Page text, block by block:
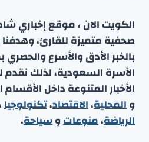
الكويت الان ، موقع إخباري
صحفية متميزة للقارئ، وهدفنا
بالخبر الأدق والأسرع
الأسرة السعودية، لذلك
الأخبار المتنوعة داخل الأقسام
والمحلية،الاقتصاد،تكنولوجيا
الرياضة،منوعاتوسياحة.